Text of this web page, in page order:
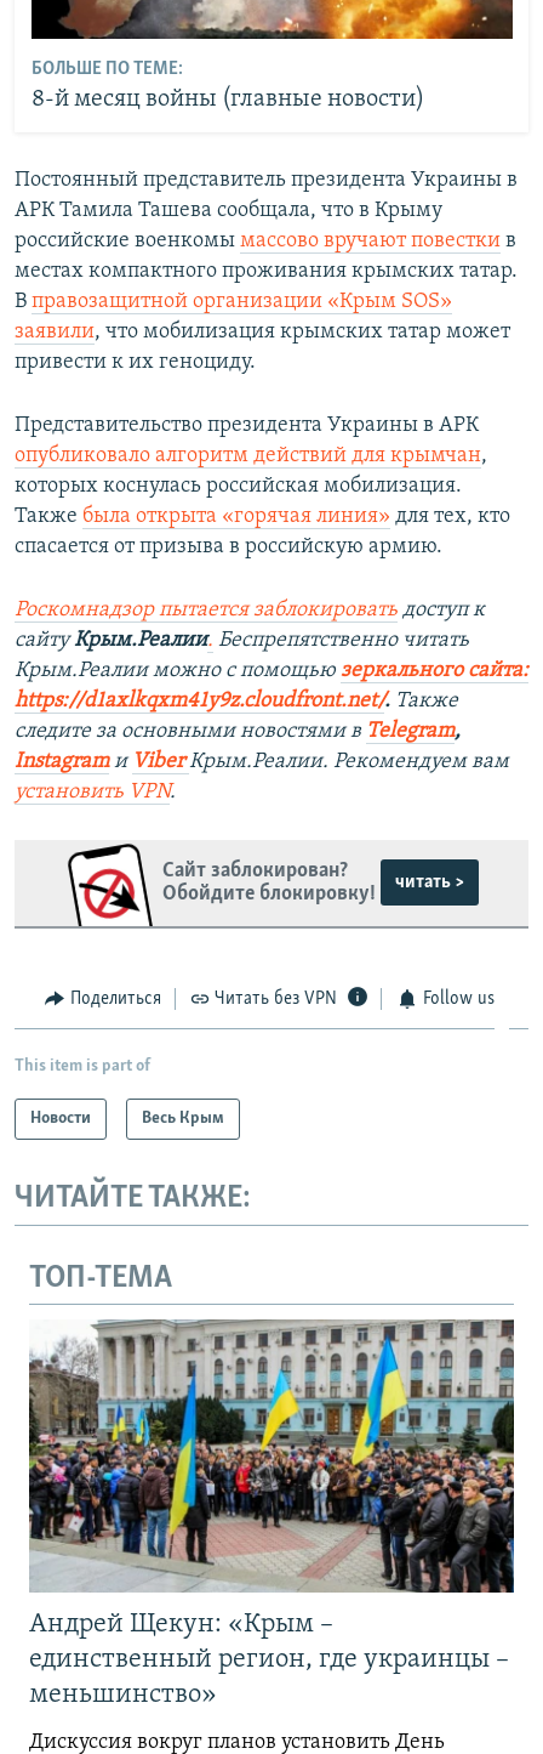
БОЛЬШЕ ПО ТЕМЕ:
8-й месяц войны (главные новости)
Постоянный представитель президента Украины в
АРК Тамила Ташева сообщала, что в Крыму
российские военкомы массово вручают повестки в
местах компактного проживания крымских татар.
В правозащитной организации «Крым SOS»
заявили, что мобилизация крымских татар может
привести к их геноциду.
Представительство президента Украины в АРК
опубликовало алгоритм действий для крымчан,
которых коснулась российская мобилизация.
Также была открыта «горячая линия» для тех, кто
спасается от призыва в российскую армию.
Роскомнадзор пытается заблокировать доступ к
сайтуКрым.Реалии. Беспрепятственно читать
Крым.Реалии можно с помощью зеркального сайта:
https://d1axlkqxm41y9z.cloudfront.net/. ​ Также
следите за основными новостями в Telegram,
Instagram и ViberКрым.Реалии. Рекомендуем вам
установить VPN.
Сайт заблокирован?
Обойдите блокировку!
читать >
Поделиться Читать без VPN Follow us
This item is part of
Новости Весь Крым
ЧИТАЙТЕ ТАКЖЕ:
ТОП-ТЕМА
Андрей Щекун: «Крым –
единственный регион, где украинцы –
меньшинство»
Дискуссия вокруг планов установить День